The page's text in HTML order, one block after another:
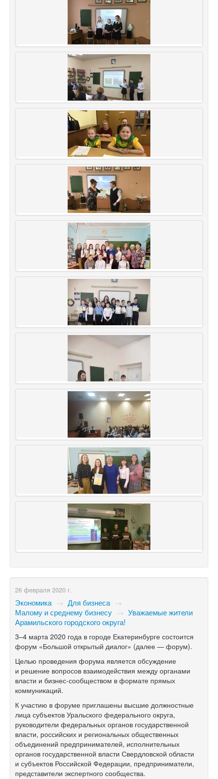
26 февраля 2020 г.
Экономика → Для бизнеса →
Малому и среднему бизнесу → Уважаемые жители
Арамильского городского округа!
3–4 марта 2020 года в городе Екатеринбурге состоится
форум «Большой открытый диалог» (далее — форум).
Целью проведения форума является обсуждение
и решение вопросов взаимодействия между органами
власти и бизнес-сообществом в формате прямых
коммуникаций.
К участию в форуме приглашены высшие должностные
лица субъектов Уральского федерального округа,
руководители федеральных органов государственной
власти, российских и региональных общественных
объединений предпринимателей, исполнительных
органов государственной власти Свердловской области
и субъектов Российской Федерации, предприниматели,
представители экспертного сообщества.